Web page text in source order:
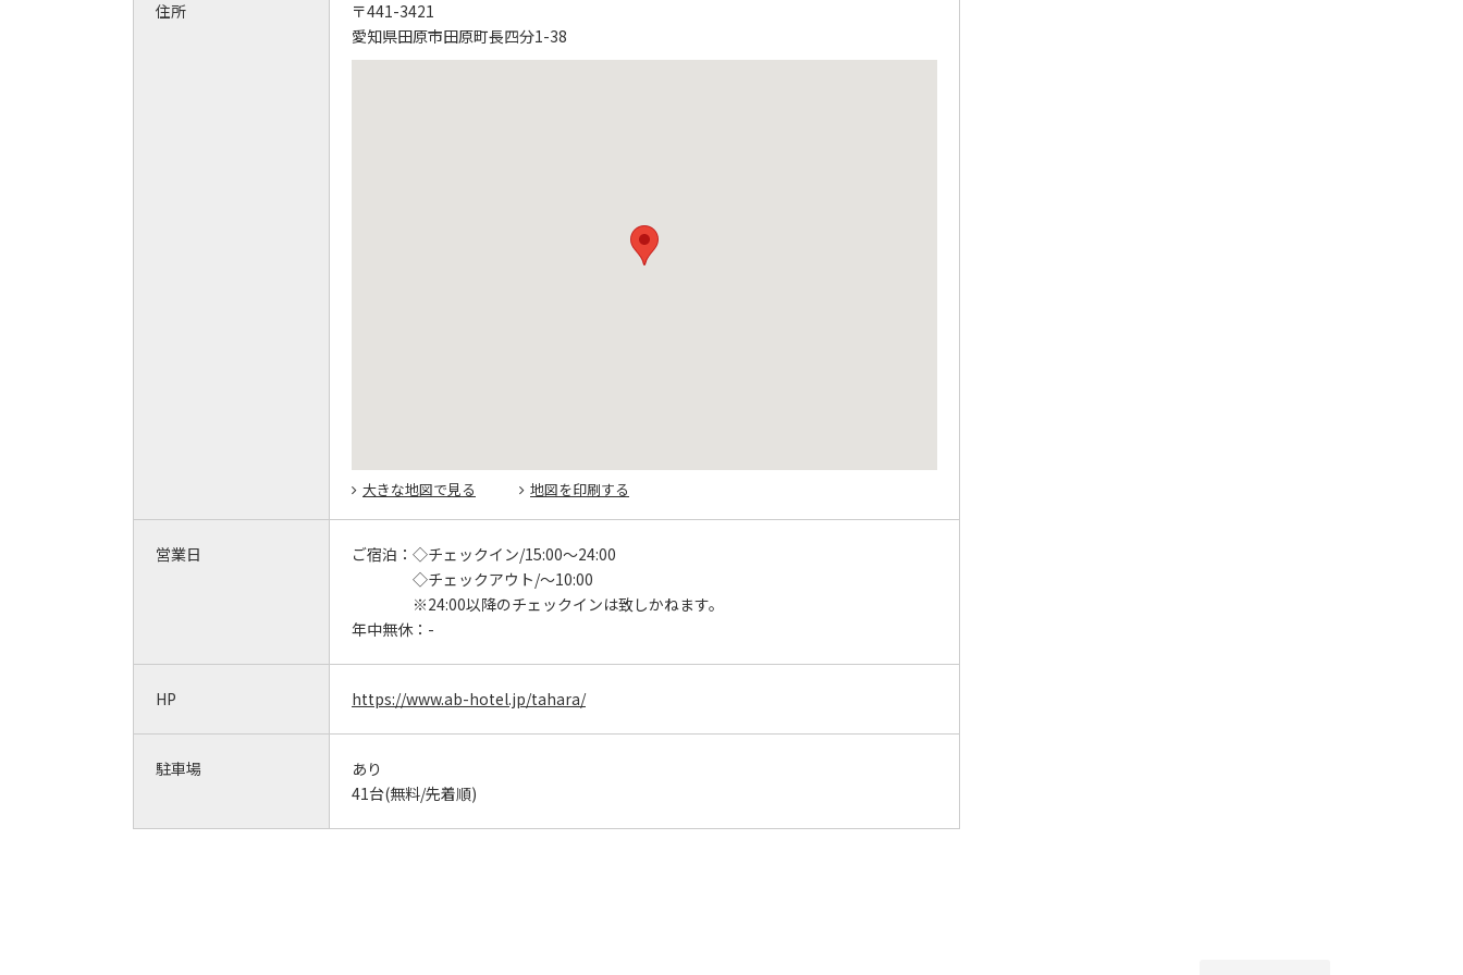
住所
〒441-3421
愛知県田原市田原町長四分1-38
大きな地図で見る 地図を印刷する
営業日 ご宿泊： ◇チェックイン/15:00～24:00
◇チェックアウト/～10:00
※24:00以降のチェックインは致しかねます。
年中無休： -
HP https://www.ab-hotel.jp/tahara/
駐車場
あり
41台(無料/先着順)